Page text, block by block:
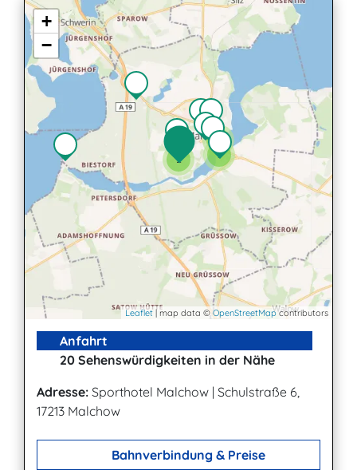
2
7
+
−
Leaflet | map data © OpenStreetMapcontributors
Anfahrt
20 Sehenswürdigkeiten in der Nähe
Adresse: Sporthotel Malchow | Schulstraße 6,
17213 Malchow
Bahnverbindung & Preise